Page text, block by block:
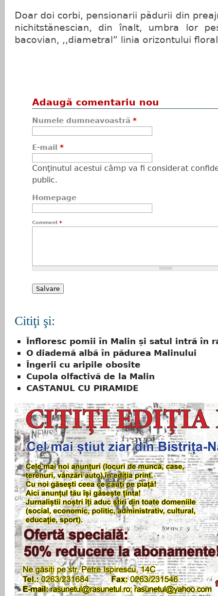
Doar doi corbi, pensionarii pădurii din
nichitstănescian, din înalt, umbra lor
bacovian, ,,diametral” linia orizontului
Adaugă comentariu nou
Numele dumneavoastră *
E-mail *
Conţinutul acestui câmp va fi considerat
public.
Homepage
Comment *
Citiţi şi:
Înfloresc pomii în Malin și satul intră în
O diademă albă în pădurea Malinului
Îngerii cu aripile obosite
Cupola olfactivă de la Malin
CASTANUL CU PIRAMIDE